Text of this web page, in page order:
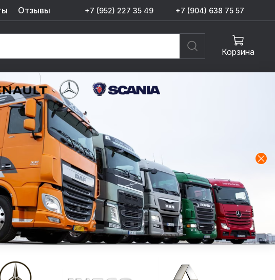
Отзывы +7 (952) 227 35 49 +7 (904) 638 75 57
Корзина